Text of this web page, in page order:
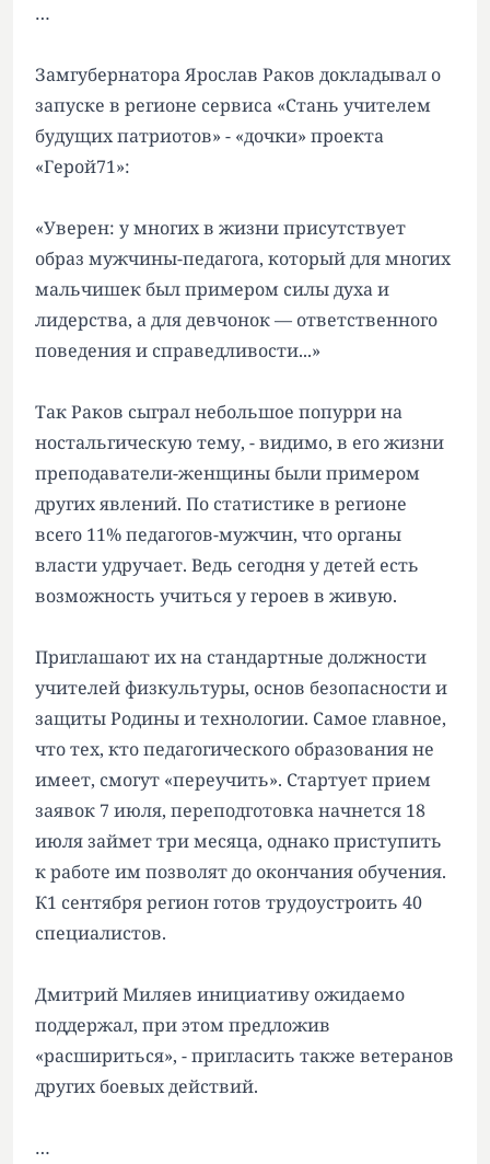
…
Замгубернатора Ярослав Раков докладывал о
запуске в регионе сервиса «Стань учителем
будущих патриотов» - «дочки» проекта
«Герой71»:
«Уверен: у многих в жизни присутствует
образ мужчины-педагога, который для многих
мальчишек был примером силы духа и
лидерства, а для девчонок — ответственного
поведения и справедливости...»
Так Раков сыграл небольшое попурри на
ностальгическую тему, - видимо, в его жизни
преподаватели-женщины были примером
других явлений. По статистике в регионе
всего 11% педагогов-мужчин, что органы
власти удручает. Ведь сегодня у детей есть
возможность учиться у героев в живую.
Приглашают их на стандартные должности
учителей физкультуры, основ безопасности и
защиты Родины и технологии. Самое главное,
что тех, кто педагогического образования не
имеет, смогут «переучить». Стартует прием
заявок 7 июля, переподготовка начнется 18
июля займет три месяца, однако приступить
к работе им позволят до окончания обучения.
К1 сентября регион готов трудоустроить 40
специалистов.
Дмитрий Миляев инициативу ожидаемо
поддержал, при этом предложив
«расшириться», - пригласить также ветеранов
других боевых действий.
…